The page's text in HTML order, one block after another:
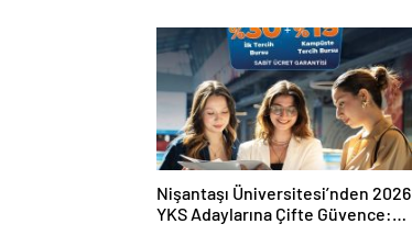
Nişantaşı Üniversitesi’nden 2026
YKS Adaylarına Çifte Güvence: